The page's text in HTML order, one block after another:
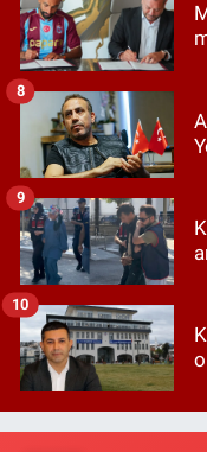
8
9
10